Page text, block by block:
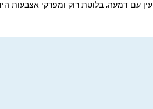
עין עם דמעה, בלוטת רוק ומפרקי אצבעות